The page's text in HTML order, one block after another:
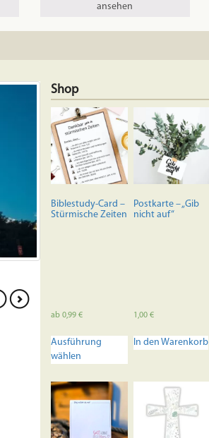
ansehen
Shop
Biblestudy-Card –
Stürmische Zeiten
ab 0,99 €
Ausführung
wählen
Produkt
Varianten
Optionen
Postkarte – „Gib
nicht auf“
1,00€
In den Warenkorb